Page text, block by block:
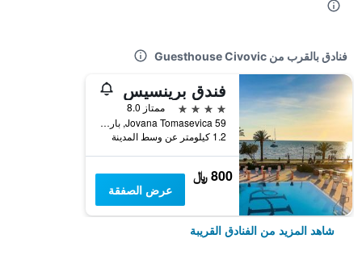
فنادق بالقرب من Guesthouse Civovic
فندق برينسيس
4 نجوم
ممتاز 8.0
Jovana Tomasevica 59, بار, الجبل الأسود
1.2 كيلومتر عن وسط المدينة
800 ﷼
عرض الصفقة
شاهد المزيد من الفنادق القريبة